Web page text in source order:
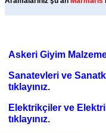
Askeri Giyim
Sanatevleri ve
tıklayınız.
Elektrikçiler ve
tıklayınız.